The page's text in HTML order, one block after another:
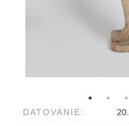
DATOVANIE: